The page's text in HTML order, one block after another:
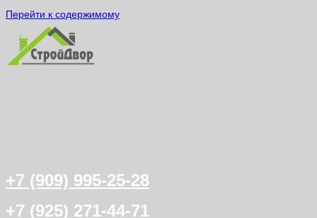
Перейти к содержимому
+7 (909) 995-25-28
+7 (925) 271-44-71